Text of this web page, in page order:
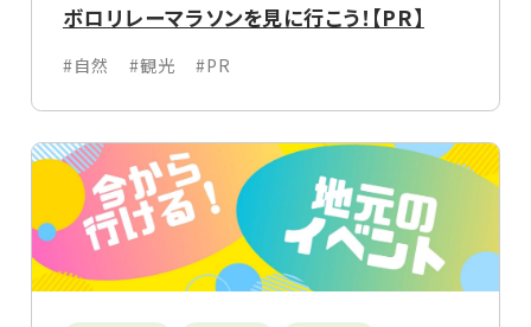
ボロリレーマラソンを見に行こう！【PR】
#自然 #観光 #PR